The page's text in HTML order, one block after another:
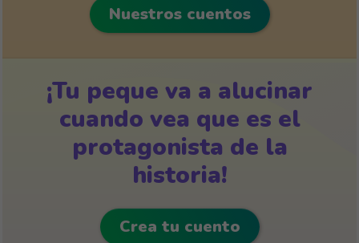
Nuestros cuentos
¡Tu peque va a alucinar
cuando vea que es el
protagonista de la
historia!
Crea tu cuento
¿Conoces la App de
Materlu?
Audiolibros, realidad aumentada, juegos y muchos
más secretos te están esperando en tu móvil.
¡Descúbrelos!